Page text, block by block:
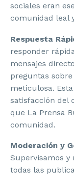
sociales eran
comunidad leal
Respuesta
responder
mensajes
preguntas
meticulosa.
satisfacción del
que La Prensa
comunidad.
Moderación y
Supervisamos y
todas las